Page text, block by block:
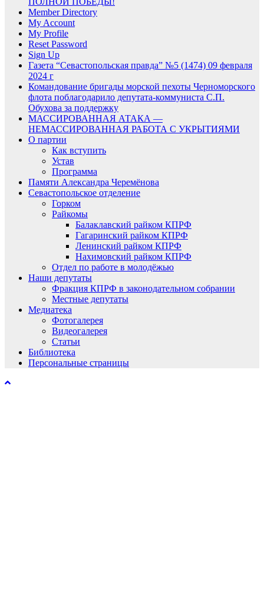
Member Directory
My Account
My Profile
Reset Password
Sign Up
Газета “Севастопольская правда” №5 (1474) 09 февраля
2024 г
Командование бригады морской пехоты Черноморского
флота поблагодарило депутата-коммуниста С.П.
Обухова за поддержку
МАССИРОВАННАЯ АТАКА —
НЕМАССИРОВАННАЯ РАБОТА С УКРЫТИЯМИ
О партии
Как вступить
Устав
Программа
Памяти Александра Черемёнова
Севастопольское отделение
Горком
Райкомы
Балаклавский райком КПРФ
Гагаринский райком КПРФ
Ленинский райком КПРФ
Нахимовский райком КПРФ
Отдел по работе в молодёжью
Наши депутаты
Фракция КПРФ в законодательном собрании
Местные депутаты
Медиатека
Фотогалерея
Видеогалерея
Статьи
Библиотека
Персональные страницы